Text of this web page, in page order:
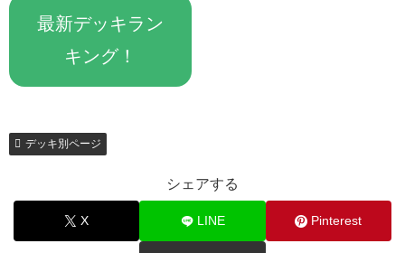
最新デッキラン
キング！
デッキ別ページ
シェアする
X LINE Pinterest